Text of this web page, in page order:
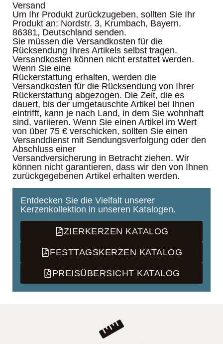
Versand
Um Ihr Produkt zurückzugeben, sollten Sie Ihr
Produkt an: Nordstr. 3, Krumbach, Bayern,
86381, Deutschland senden.
Sie müssen die Versandkosten für die
Rücksendung Ihres Artikels selbst tragen.
Versandkosten können nicht erstattet werden.
Wenn Sie eine
Rückerstattung erhalten, werden die
Versandkosten für die Rücksendung von Ihrer
Rückerstattung abgezogen. Die Zeit, die es
dauert, bis der umgetauschte Artikel bei Ihnen
eintrifft, kann je nach Land, in dem Sie wohnhaft
sind, variieren. Wenn Sie einen Artikel im Wert
von über 75 € verschicken, sollten Sie einen
Versanddienst mit Sendungsverfolgung oder den
Abschluss einer
Versandversicherung in Betracht ziehen. Wir
können nicht garantieren, dass wir den von Ihnen
zurückgegebenen Artikel erhalten werden.
Entdecken Sie die Vielfalt unserer
Kerzenkollektion in unseren Katalogen.
ZIERKERZEN KATALOG
FESTTAGSKERZEN KATALOG
PREISÜBERSICHT KATALOG